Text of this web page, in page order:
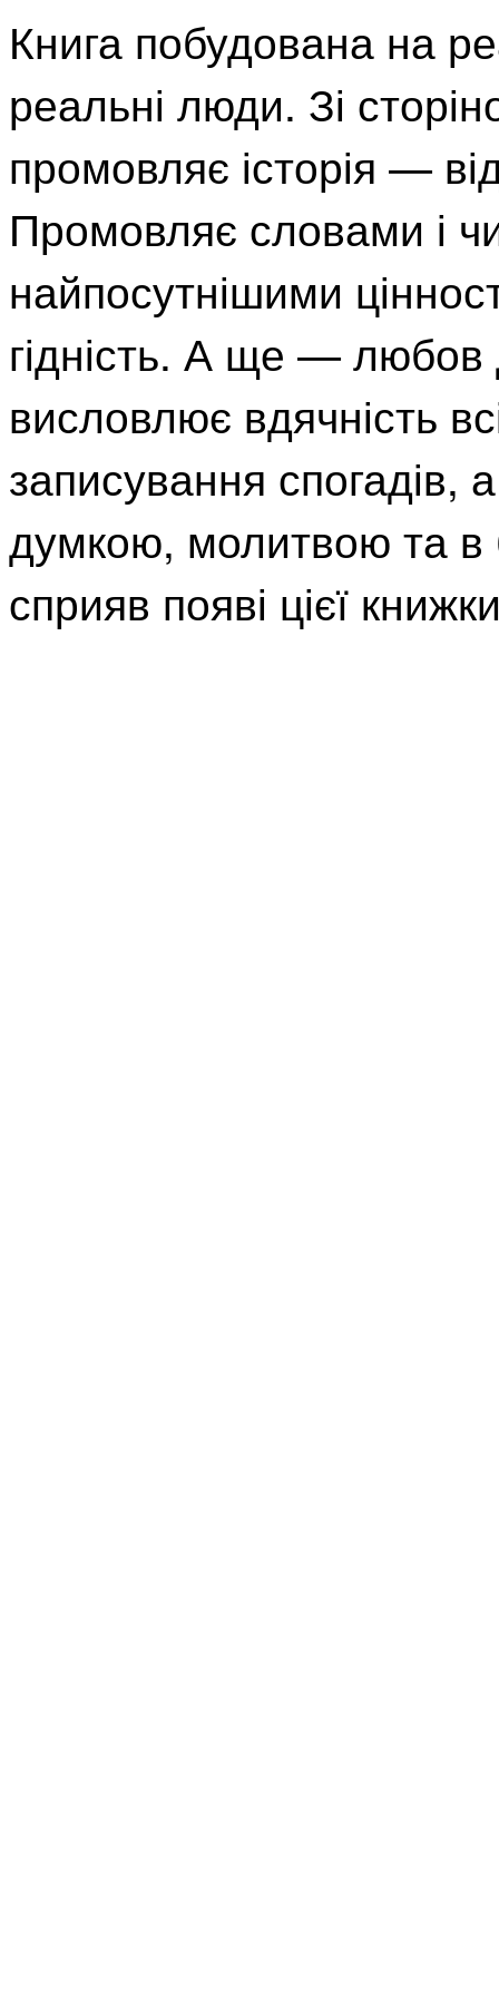
Книга побудована на
реальні люди. Зі
промовляє історія —
Промовляє словами і
найпосутнішими
гідність. А ще — любов
висловлює вдячність
записування
думкою, молитвою та в
сприяв появі цієї